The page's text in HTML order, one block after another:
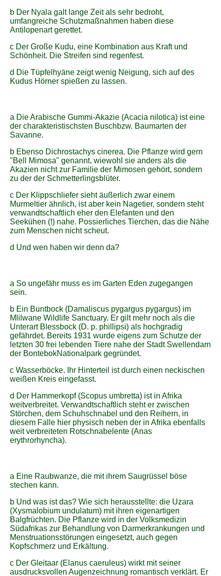
b Der Nyala galt lange Zeit als sehr bedroht,
umfangreiche Schutzmaßnahmen haben diese
Antilopenart gerettet.
c Der Große Kudu, eine Kombination aus Kraft und
Schönheit. Die Streifen sind regenfest.
d Die Tüpfelhyäne zeigt wenig Neigung, sich auf des
Kudus Hörner spießen zu lassen.
a Die Arabische Gummi-Akazie (Acacia nilotica) ist eine
der charakteristischsten Buschbzw. Baumarten der
Savanne.
b Ebenso Dichrostachys cinerea. Die Pflanze wird gern
"Bell Mimosa" genannt, wiewohl sie anders als die
Akazien nicht zur Familie der Mimosen gehört, sondern
zu der der Schmetterlingsblüter.
c Der Klippschliefer sieht äußerlich zwar einem
Murmeltier ähnlich, ist aber kein Nagetier, sondern steht
verwandtschaftlich eher den Elefanten und den
Seekühen (!) nahe. Possierliches Tierchen, das die Nähe
zum Menschen nicht scheut.
d Und wen haben wir denn da?
a So ungefähr muss es im Garten Eden zugegangen
sein.
b Ein Buntbock (Damaliscus pygargus pygargus) im
Mlilwane Wildlife Sanctuary. Er gilt mehr noch als die
Unterart Blessbock (D. p. phillipsi) als hochgradig
gefährdet. Bereits 1931 wurde eigens zum Schutze der
letzten 30 frei lebenden Tiere nahe der Stadt Swellendam
der BontebokNationalpark gegründet.
c Wasserböcke. Ihr Hinterteil ist durch einen neckischen
weißen Kreis eingefasst.
d Der Hammerkopf (Scopus umbretta) ist in Afrika
weitverbreitet. Verwandtschaftlich steht er zwischen
Störchen, dem Schuhschnabel und den Reihern, in
diesem Falle hier physisch neben der in Afrika ebenfalls
weit verbreiteten Rotschnabelente (Anas
erythrorhyncha).
a Eine Raubwanze, die mit ihrem Saugrüssel böse
stechen kann.
b Und was ist das? Wie sich herausstellte: die Uzara
(Xysmalobium undulatum) mit ihren eigenartigen
Balgfrüchten. Die Pflanze wird in der Volksmedizin
Südafrikas zur Behandlung von Darmerkrankungen und
Menstruationsstörungen eingesetzt, auch gegen
Kopfschmerz und Erkältung.
c Der Gleitaar (Elanus caeruleus) wirkt mit seiner
ausdrucksvollen Augenzeichnung romantisch verklärt. Er